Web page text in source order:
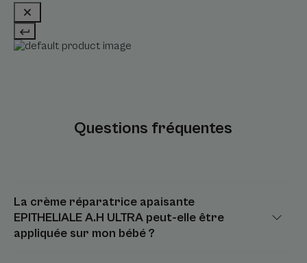
Questions fréquentes
La crème réparatrice apaisante
EPITHELIALE A.H ULTRA peut-elle être
appliquée sur mon bébé ?